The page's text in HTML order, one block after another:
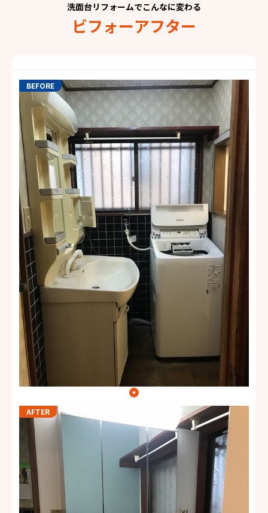
資
料
請
無
料
洗面台リフォームでこんなに変わる
ビフォーアフター